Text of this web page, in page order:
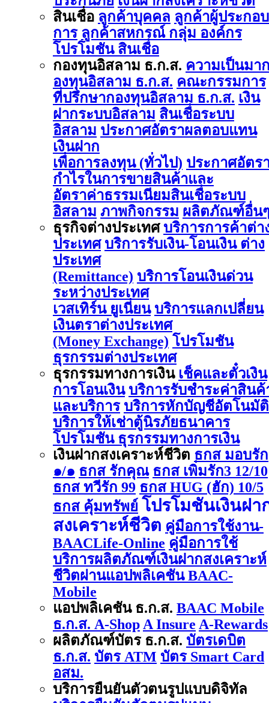
สินเชื่อ ลูกค้าบุคคล ลูกค้าผู้ประกอบ
การ ลูกค้าสหกรณ์ กลุ่ม องค์กร
โปรโมชัน สินเชื่อ
กองทุนอิสลาม ธ.ก.ส. ความเป็นมา
องทุนอิสลาม ธ.ก.ส. คณะกรรมการ
ที่ปรึกษากองทุนอิสลาม ธ.ก.ส. เงิน
ฝากระบบอิสลาม สินเชื่อระบบ
อิสลาม ประกาศอัตราผลตอบแทน
เงินฝาก
เพื่อการลงทุน (ทั่วไป) ประกาศอัตร
กำไรในการขายสินค้าและ
อัตราค่าธรรมเนียมสินเชื่อระบบ
อิสลาม ภาพกิจกรรม ผลิตภัณฑ์อื่น
ธุรกิจต่างประเทศ บริการการค้าต่า
ประเทศ บริการรับเงิน-โอนเงิน ต่าง
ประเทศ
(Remittance) บริการโอนเงินด่วน
ระหว่างประเทศ
เวสเทิร์น ยูเนี่ยน บริการแลกเปลี่ยน
เงินตราต่างประเทศ
(Money Exchange) โปรโมชัน
ธุรกรรมต่างประเทศ
ธุรกรรมทางการเงิน เช็คและตั๋วเงิน
การโอนเงิน บริการรับชำระค่าสินค้
และบริการ บริการหักบัญชีอัตโนมัติ
บริการให้เช่าตู้นิรภัยธนาคาร
โปรโมชัน ธุรกรรมทางการเงิน
เงินฝากสงเคราะห์ชีวิต ธกส มอบรัก
๑/๑ ธกส รักคุณ ธกส เพิ่มรัก3 12/10
ธกส ทวีรัก 99 ธกส HUG (ฮัก) 10/5
ธกส คุ้มทรัพย์ โปรโมชันเงินฝา
สงเคราะห์ชีวิต คู่มือการใช้งาน-
BAACLife-Online คู่มือการใช้
บริการผลิตภัณฑ์เงินฝากสงเคราะห์
ชีวิตผ่านแอปพลิเคชัน BAAC-
Mobile
แอปพลิเคชัน ธ.ก.ส. BAAC Mobile
ธ.ก.ส. A-Shop A Insure A-Rewards
ผลิตภัณฑ์บัตร ธ.ก.ส. บัตรเดบิต
ธ.ก.ส. บัตร ATM บัตร Smart Card
อสม.
บริการยืนยันตัวตนรูปแบบดิจิทัล